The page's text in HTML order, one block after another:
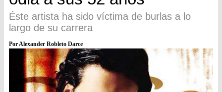
Éste artista ha sido víctima de burlas a lo
largo de su carrera
Por Alexander Robleto Darce